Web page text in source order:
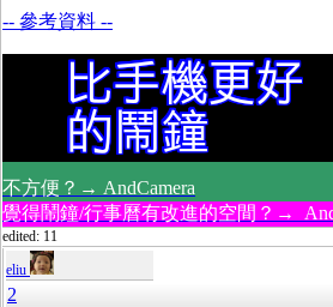
-- 參考資料 --
不方便？→ AndCamera
覺得鬧鐘/行事曆有改進的空間？→
edited: 11
eliu
2